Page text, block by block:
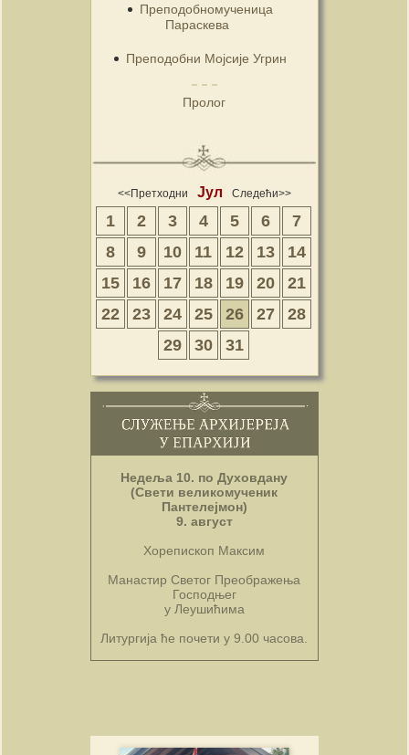
Преподобномученица
Параскева
Преподобни Мојсије Угрин
Пролог
<<Претходни Јул Следећи>>
1 2 3 4 5 6
7
8
9 10 11 12 13
14
15
16 17 18 19 20
21
22
23 24 25 26 27
28
29
30 31
Недеља 10. по Духовдану
(Свети великомученик
Пантелејмон)
9. август
Хорепископ Максим
Манастир Светог Преображења
Господњег
у Леушићима
Литургија ће почети у 9.00 часова.